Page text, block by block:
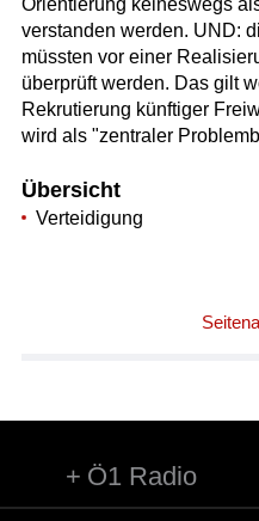
verstanden werden. UND:
müssten vor einer
überprüft werden. Das gilt
Rekrutierung künftiger
wird als "zentraler
Übersicht
Verteidigung
Ö1 Radio